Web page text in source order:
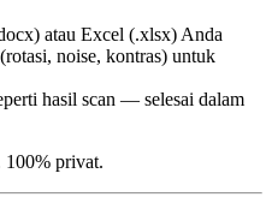
atau Excel (.xlsx) Anda
noise, kontras) untuk
hasil scan — selesai dalam
100% privat.